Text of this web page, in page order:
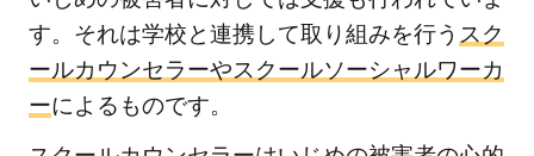
す。それは学校と連携して取り組みを行う スク
ールカウンセラーやスクールソーシャルワーカ
ーによるものです。